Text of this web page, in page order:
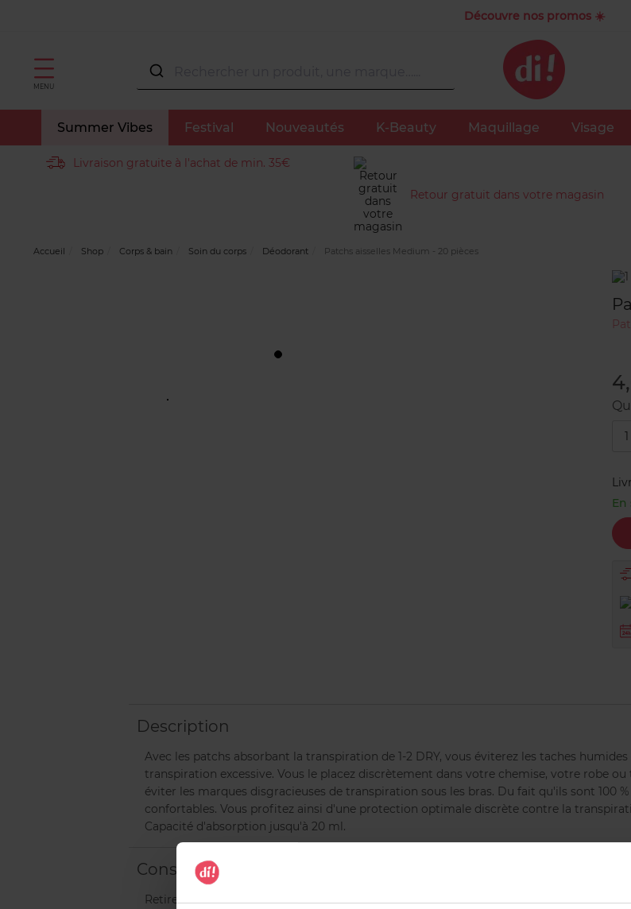
Découvre nos promos ☀️
MENU
Summer Vibes Festival Nouveautés K-Beauty Maquillage Visage
Livraison gratuite à l'achat de min. 35€
Retour gratuit dans votre magasin
Accueil Shop Corps & bain Soin du corps Déodorant Patchs aisselles Medium - 20 pièces
1
En
Description
Avec les patchs absorbant la transpiration de 1-2 DRY, vous éviterez les taches
transpiration excessive. Vous le placez discrètement dans votre chemise, votre robe
éviter les marques disgracieuses de transpiration sous les bras. Du fait qu'ils sont 100
confortables. Vous profitez ainsi d'une protection optimale discrète contre la
Capacité d'absorption jusqu'à 20 ml.
Conseils d'utilisation
Retirez la bande adhésive du patch et collez celui-ci dans l'emmanchure de votre